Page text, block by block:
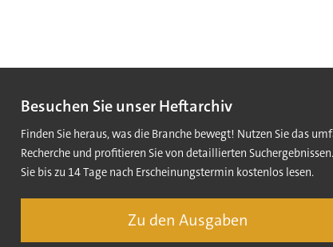
Besuchen Sie unser Heftarchiv
Finden Sie heraus, was die Branche bewegt! Nutzen Sie das
Recherche und profitieren Sie von detaillierten
Sie bis zu 14 Tage nach Erscheinungstermin kostenlos lesen.
Zu den Ausgaben